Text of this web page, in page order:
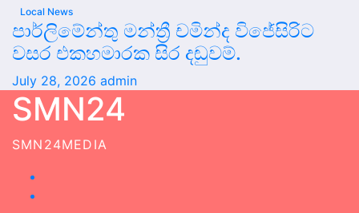
Local News
පාර්ලිමේන්තු මන්ත්‍රී චමින්ද විජේසිරිට
වසර එකහමාරක සිර දඬුවම්.
July 28, 2026 admin
SMN24
SMN24MEDIA